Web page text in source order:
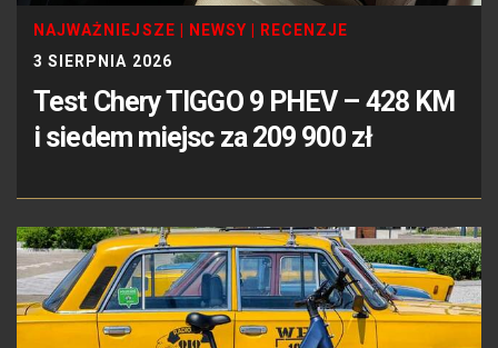
NAJWAŻNIEJSZE NEWSY
RECENZJE
3 SIERPNIA 2026
Test Chery TIGGO 9 PHEV – 428 KM
i siedem miejsc za 209 900 zł